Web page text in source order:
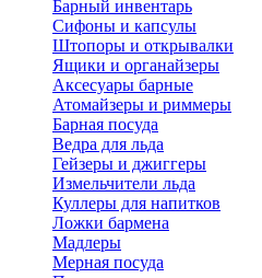
Барный инвентарь
Сифоны и капсулы
Штопоры и открывалки
Ящики и органайзеры
Аксесуары барные
Атомайзеры и риммеры
Барная посуда
Ведра для льда
Гейзеры и джиггеры
Измельчители льда
Куллеры для напитков
Ложки бармена
Мадлеры
Мерная посуда